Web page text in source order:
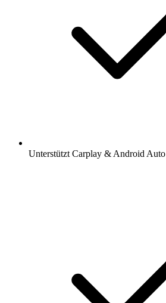
Unterstützt Carplay & Android Auto